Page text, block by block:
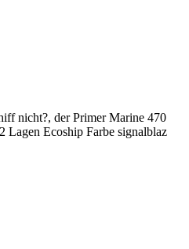
nicht?, der Primer Marine 470
Lagen Ecoship Farbe signalblaz